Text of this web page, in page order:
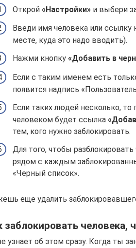
Открой «Настройки» и выбери
Введи имя человека или ссылку
месте, куда это надо вводить).
Нажми кнопку «Добавить в
Если с таким именем есть
появится надпись
Если таких людей несколько,
человеком будет ссылка
тем, кого нужно заблокировать.
Для того, чтобы
рядом с каждым
«Черный список».
еще удалить
заблокировать человека,
узнает об этом сразу. Когда ты